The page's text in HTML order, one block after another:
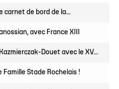
carnet de bord de la...
avec France XIII
Douet avec le XV...
Famille Stade Rochelais !